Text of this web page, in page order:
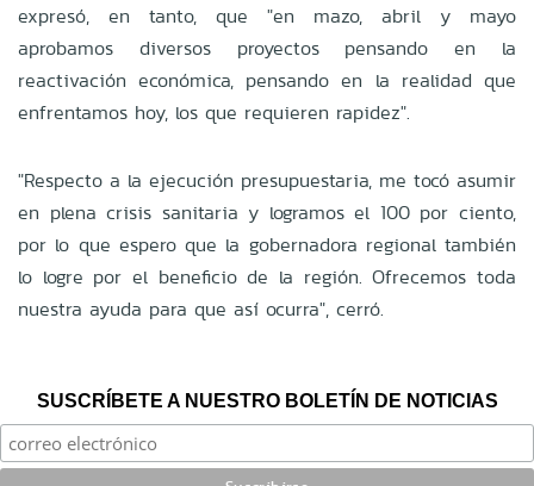
expresó, en tanto, que "en mazo, abril y mayo
aprobamos diversos proyectos pensando en la
reactivación económica, pensando en la realidad que
enfrentamos hoy, los que requieren rapidez".
"Respecto a la ejecución presupuestaria, me tocó asumir
en plena crisis sanitaria y logramos el 100 por ciento,
por lo que espero que la gobernadora regional también
lo logre por el beneficio de la región. Ofrecemos toda
nuestra ayuda para que así ocurra", cerró.
SUSCRÍBETE A NUESTRO BOLETÍN DE NOTICIAS